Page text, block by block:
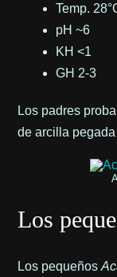
Temp.
pH ~6
KH <1
GH 2-3
Los padres
de arcilla
Los
Los pequeños